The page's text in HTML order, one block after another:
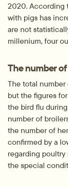
2020. According
with pigs has
are not
millenium, four
The number
The total
but the figures
the bird flu
number of
the number of
confirmed by a
regarding
the special